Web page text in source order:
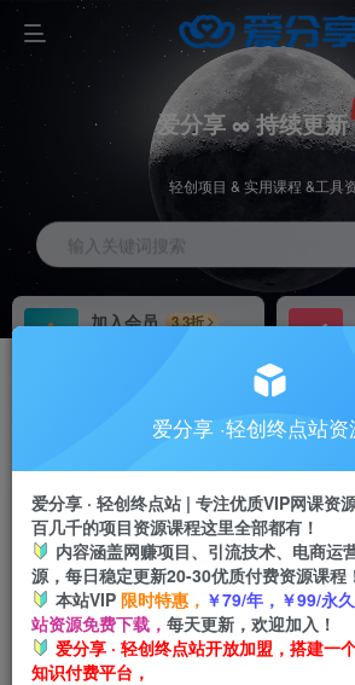
爱分享 ∞ 持续更新
轻创项目 & 实用课程 &工具
输入关键词搜索
加入会员
3.3折
推广返佣高达70%
加入会员享受权益福利
爱分享 ·轻创终点站资
爱分享 · 轻创终点站 | 专注优质VIP网课资
百几千的项目资源课程这里全部都有！
内容涵盖网赚项目、引流技术、电商运
源，每日稳定更新20-30优质付费资源课程
本站VIP 限时特惠， ￥79/年，￥99/永
站资源免费下载， 每天更新，欢迎加入！
爱分享 · 轻创终点站开放加盟，搭建一
知识付费平台，